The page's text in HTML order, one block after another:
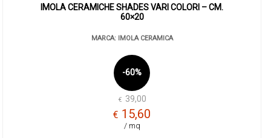
IMOLA CERAMICHE SHADES VARI COLORI – CM.
60×20
MARCA: IMOLA CERAMICA
-60%
€ 39,00
€ 15,60
/ mq